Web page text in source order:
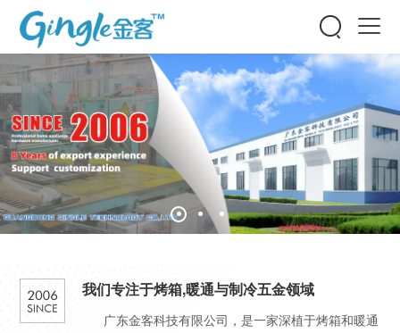

我们专注于烤箱,暖通与制冷五金领域
广东金客科技有限公司，是一家深植于烤箱和暖通